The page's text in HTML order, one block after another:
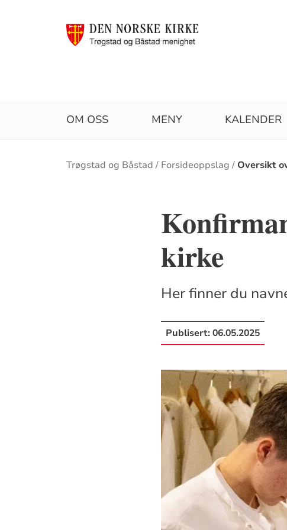
OM OSS MENY KALENDER
Brødsmulesti
Trøgstad og Båstad Forsideoppslag Oversikt
kirke
Her finner du
Publisert:06.05.2025